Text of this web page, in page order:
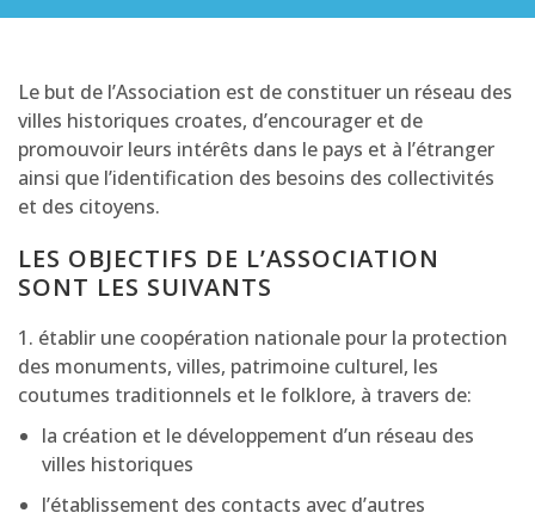
Le but de l’Association est de constituer un réseau des
villes historiques croates, d’encourager et de
promouvoir leurs intérêts dans le pays et à l’étranger
ainsi que l’identification des besoins des collectivités
et des citoyens.
LES OBJECTIFS DE L’ASSOCIATION
SONT LES SUIVANTS
1. établir une coopération nationale pour la protection
des monuments, villes, patrimoine culturel, les
coutumes traditionnels et le folklore, à travers de:
la création et le développement d’un réseau des
villes historiques
l’établissement des contacts avec d’autres